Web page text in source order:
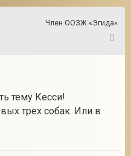
Член ООЗЖ «Эгида»
тему Кесси!
трех собак. Или в